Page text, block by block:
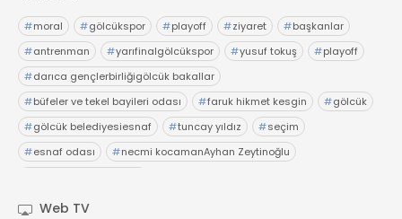
#moral #gölcükspor #playoff #ziyaret #başkanlar
#antrenman #yarıfinalgölcükspor #yusuf tokuş #playoff
#darıca gençlerbirliğigölcük bakallar
#büfeler ve tekel bayileri odası #faruk hikmet kesgin #gölcük
#gölcük belediyesiesnaf #tuncay yıldız #seçim
#esnaf odası #necmi kocamanAyhan Zeytinoğlu
Web TV